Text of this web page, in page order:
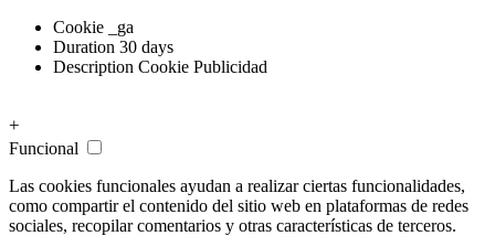
Cookie
_ga
Duration 30 days
Description Cookie Publicidad
+
Funcional
Las cookies funcionales ayudan a realizar ciertas funcionalidades,
como compartir el contenido del sitio web en plataformas de redes
sociales, recopilar comentarios y otras características de terceros.